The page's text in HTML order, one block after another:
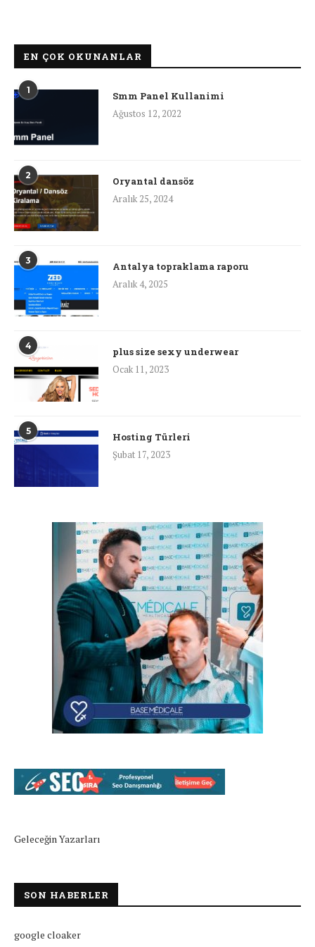
EN ÇOK OKUNANLAR
1
Smm Panel Kullanimi
Ağustos 12, 2022
2
Oryantal dansöz
Aralık 25, 2024
3
Antalya topraklama raporu
Aralık 4, 2025
4
plus size sexy underwear
Ocak 11, 2023
5
Hosting Türleri
Şubat 17, 2023
Geleceğin Yazarları
SON HABERLER
google cloaker